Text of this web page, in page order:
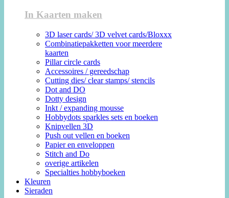
In Kaarten maken
3D laser cards/ 3D velvet cards/Bloxxx
Combinatiepakketten voor meerdere
kaarten
Pillar circle cards
Accessoires / gereedschap
Cutting dies/ clear stamps/ stencils
Dot and DO
Dotty design
Inkt / expanding mousse
Hobbydots sparkles sets en boeken
Knipvellen 3D
Push out vellen en boeken
Papier en enveloppen
Stitch and Do
overige artikelen
Specialties hobbyboeken
Kleuren
Sieraden